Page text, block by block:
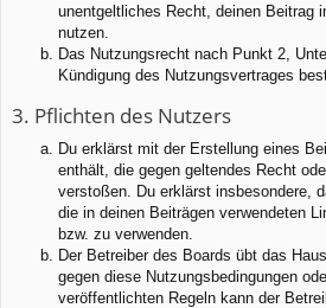
unentgeltliches Recht, deinen Beitrag
nutzen.
Das Nutzungsrecht nach Punkt 2,
Kündigung des Nutzungsvertrages
3. Pflichten des Nutzers
Du erklärst mit der Erstellung eines
enthält, die gegen geltendes Recht
verstoßen. Du erklärst insbesondere,
die in deinen Beiträgen verwendeten
bzw. zu verwenden.
Der Betreiber des Boards übt das
gegen diese Nutzungsbedingungen
veröffentlichten Regeln kann der